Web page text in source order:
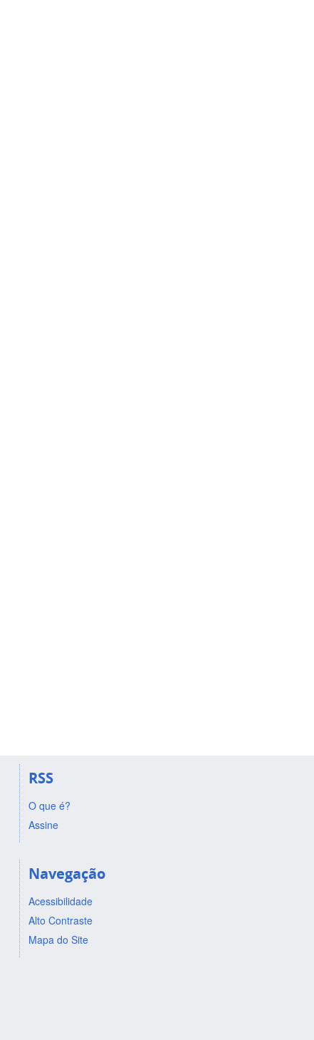
RSS
O que é?
Assine
Navegação
Acessibilidade
Alto Contraste
Mapa do Site